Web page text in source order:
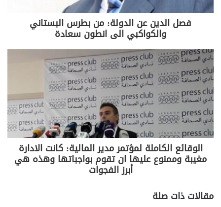
a
c
b
o
o
k
itt
er
h
at
s
A
p
p
el
e
gr
a
m
in
t
o
p
y
Li
n
k
h
ar
e
فصل الدين عن الدولة: من بطرس البستاني
والكواكبي الى انطون سعادة
الوقائع الكاملة لمؤتمر مدير المالية: كانت الادارة
مغيبة وممنوع عليها ان تقوم بواجباتها وهذه هي
أبرز الفجوات
مقالات ذات صلة